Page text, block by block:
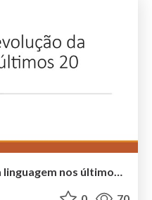
#tbt do PHP, a evolução da linguagem nos últimos 20 anos